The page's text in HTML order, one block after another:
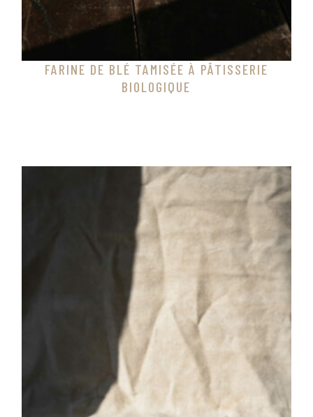
FARINE DE BLÉ TAMISÉE À PÂTISSERIE
BIOLOGIQUE